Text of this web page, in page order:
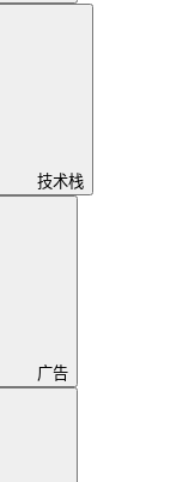
技术栈
广告